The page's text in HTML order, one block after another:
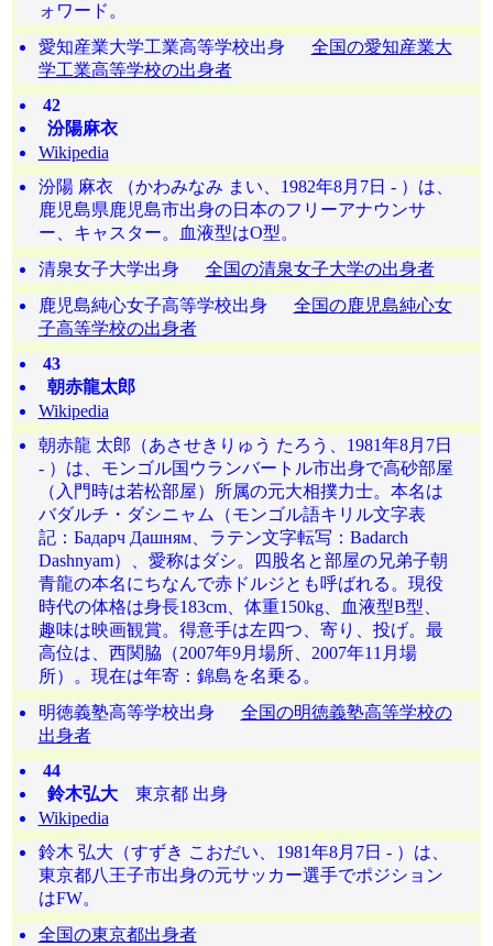
ォワード。
愛知産業大学工業高等学校出身 全国の愛知産業大
学工業高等学校の出身者
42
汾陽麻衣
Wikipedia
汾陽 麻衣 （かわみなみ まい、1982年8月7日 - ）は、
鹿児島県鹿児島市出身の日本のフリーアナウンサ
ー、キャスター。血液型はO型。
清泉女子大学出身 全国の清泉女子大学の出身者
鹿児島純心女子高等学校出身 全国の鹿児島純心女
子高等学校の出身者
43
朝赤龍太郎
Wikipedia
朝赤龍 太郎（あさせきりゅう たろう、1981年8月7日
- ）は、モンゴル国ウランバートル市出身で高砂部屋
（入門時は若松部屋）所属の元大相撲力士。本名は
バダルチ・ダシニャム（モンゴル語キリル文字表
記：Бадарч Дашням、ラテン文字転写：Badarch
Dashnyam）、愛称はダシ。四股名と部屋の兄弟子朝
青龍の本名にちなんで赤ドルジとも呼ばれる。現役
時代の体格は身長183cm、体重150kg、血液型B型、
趣味は映画観賞。得意手は左四つ、寄り、投げ。最
高位は、西関脇（2007年9月場所、2007年11月場
所）。現在は年寄：錦島を名乗る。
明徳義塾高等学校出身 全国の明徳義塾高等学校の
出身者
44
鈴木弘大東京都 出身
Wikipedia
鈴木 弘大（すずき こおだい、1981年8月7日 - ）は、
東京都八王子市出身の元サッカー選手でポジション
はFW。
全国の東京都出身者